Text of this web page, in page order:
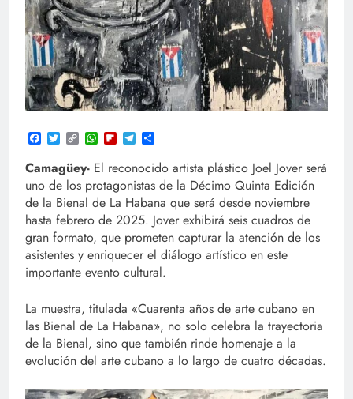
Facebook
TwitterCopy
Link
WhatsApp
FlipboardTelegram
Camagüey- El reconocido artista plástico Joel Jover será
uno de los protagonistas de la Décimo Quinta Edición
de la Bienal de La Habana que será desde noviembre
hasta febrero de 2025. Jover exhibirá seis cuadros de
gran formato, que prometen capturar la atención de los
asistentes y enriquecer el diálogo artístico en este
importante evento cultural.
La muestra, titulada «Cuarenta años de arte cubano en
las Bienal de La Habana», no solo celebra la trayectoria
de la Bienal, sino que también rinde homenaje a la
evolución del arte cubano a lo largo de cuatro décadas.